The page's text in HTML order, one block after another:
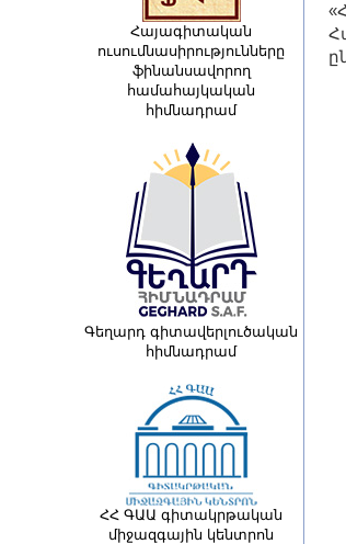
Հայագիտական
ուսումնասիրությունները
ֆինանսավորող
համահայկական
հիմնադրամ
Գեղարդ գիտավերլուծական
հիմնադրամ
ՀՀ ԳԱԱ գիտակրթական
միջազգային կենտրոն